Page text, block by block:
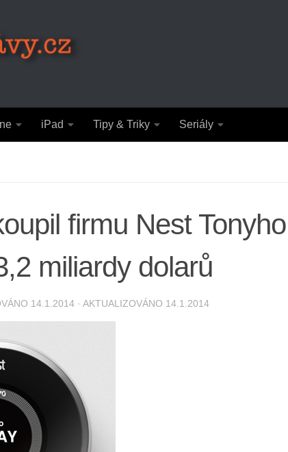
iPad Tipy & Triky Seriály
firmu Nest Tonyho
miliardy dolarů
14.1.2014 · AKTUALIZOVÁNO 14.1.2014